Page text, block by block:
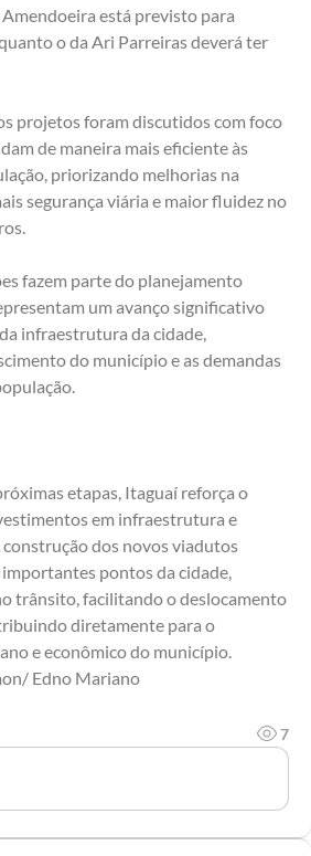
está previsto para
o da Ari Parreiras deverá ter
projetos foram discutidos com foco
de maneira mais eficiente às
priorizando melhorias na
segurança viária e maior fluidez no
fazem parte do planejamento
um avanço significativo
infraestrutura da cidade,
do município e as demandas
etapas, Itaguaí reforça o
em infraestrutura e
dos novos viadutos
pontos da cidade,
trânsito, facilitando o deslocamento
diretamente para o
e econômico do município.
Edno Mariano
7